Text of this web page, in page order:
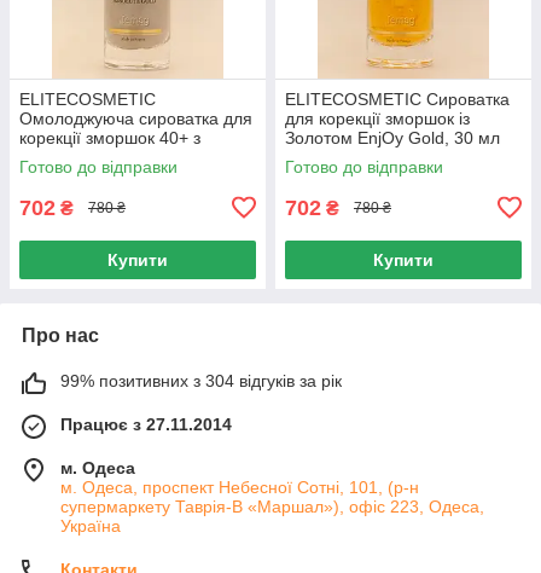
ELITECOSMETIC
Омолоджуюча сироватка для
корекції зморшок 40+ з
Платиною EnjOy Gold, 30 мл
Готово до відправки
702 ₴ 780 ₴
Купити
ELITECOSMETIC Сироватка
для корекції зморшок із
Золотом EnjOy Gold, 30 мл
Готово до відправки
702 ₴ 780 ₴
Купити
Про нас
99% позитивних з 304 відгуків за рік
Працює з 27.11.2014
м. Одеса
м. Одеса, проспект Небесної Сотні, 101, (р-н
супермаркету Таврія-В «Маршал»), офіс 223, Одеса,
Україна